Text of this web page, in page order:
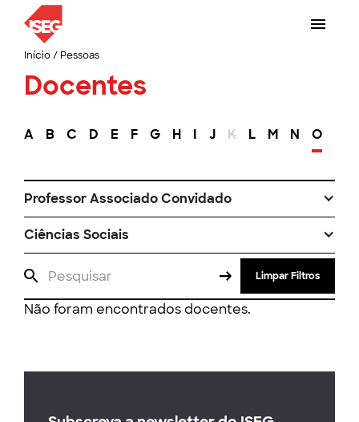
Início/ Pessoas
Docentes
A B C D E F G H I J K L M N O
Professor Associado Convidado
Ciências Sociais
Limpar Filtros
Não foram encontrados docentes.